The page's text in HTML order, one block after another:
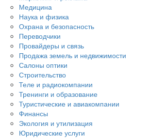
Медицина
Наука и физика
Охрана и безопасность
Переводчики
Провайдеры и связь
Продажа земель и недвижимости
Салоны оптики
Строительство
Теле и радиокомпании
Тренинги и образование
Туристические и авиакомпании
Финансы
Экология и утилизация
Юридические услуги